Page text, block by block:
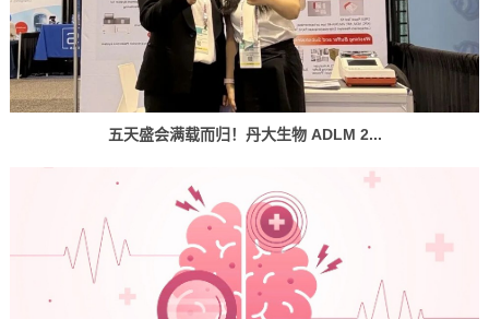
五天盛会满载而归！丹大生物 ADLM 2...